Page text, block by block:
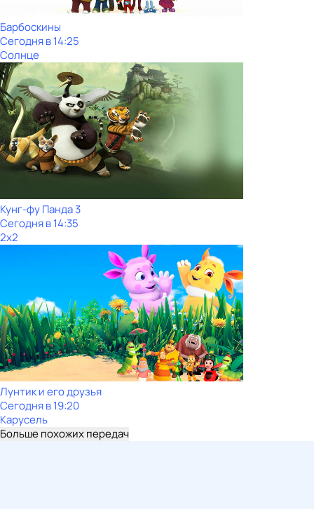
Барбоскины
Сегодня в 14:25
Солнце
Кунг-фу Панда 3
Сегодня в 14:35
2x2
Лунтик и его друзья
Сегодня в 19:20
Карусель
Больше похожих передач